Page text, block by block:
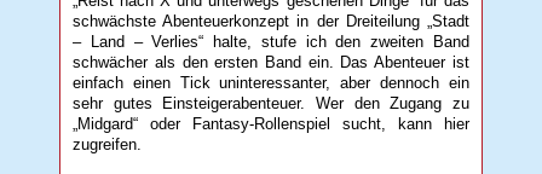
schwächste Abenteuerkonzept in der Dreiteilung „Stadt
– Land – Verlies“ halte, stufe ich den zweiten Band
schwächer als den ersten Band ein. Das Abenteuer ist
einfach einen Tick uninteressanter, aber dennoch ein
sehr gutes Einsteigerabenteuer. Wer den Zugang zu
„Midgard“ oder Fantasy-Rollenspiel sucht, kann hier
zugreifen.